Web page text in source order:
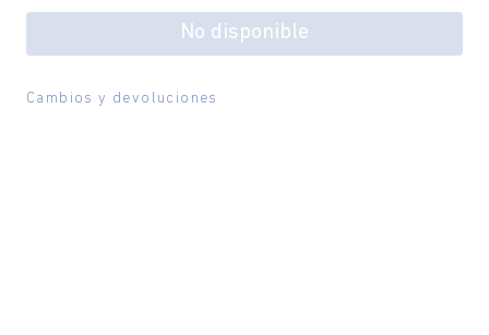
No disponible
Cambios y devoluciones